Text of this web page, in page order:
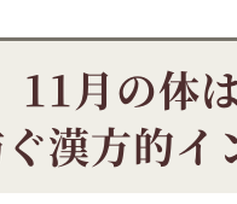
11月の
漢方的イ